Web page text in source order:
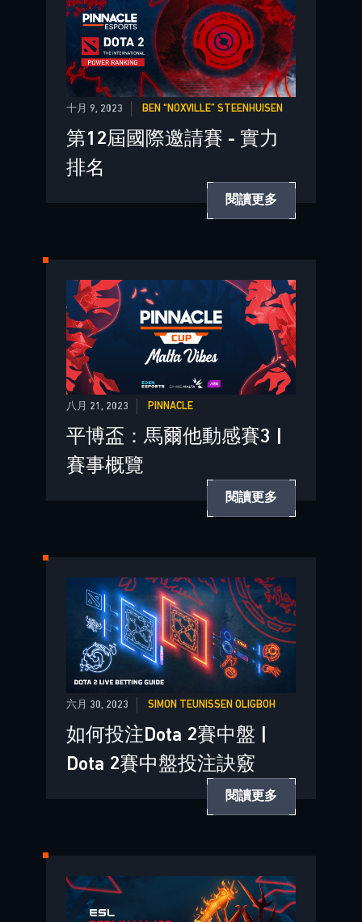
十月 9, 2023 BEN “NOXVILLE” STEENHUISEN
第12屆國際邀請賽 - 實力
排名
閱讀更多
八月 21, 2023 PINNACLE
平博盃：馬爾他動感賽3 |
賽事概覽
閱讀更多
六月 30, 2023 SIMON TEUNISSEN OLIGBOH
如何投注Dota 2賽中盤 |
Dota 2賽中盤投注訣竅
閱讀更多